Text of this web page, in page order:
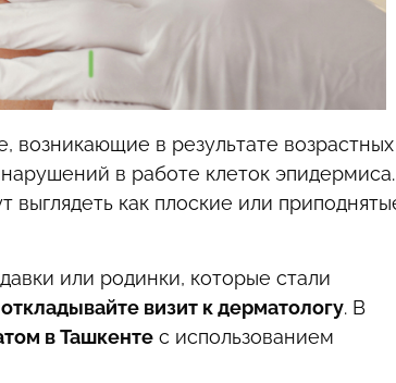
в результате возрастных
в работе клеток эпидермиса.
как плоские или
или родинки, которые стали
визит к дерматологу. В
в Ташкенте с использованием